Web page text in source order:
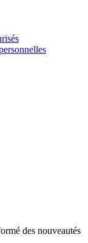
des nouveautés